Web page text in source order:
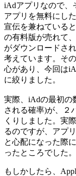
iAdアプリなので、
アプリを無料にし
宣伝を兼ねている
の有料版が売れて
がダウンロードさ
考えています。そ
心があり、今回は
に絞りました。
実際、iAdの最初の
される確率)が、２
くりしました。実
るのですが、アプ
と心配になった際に
ったところでした。
もしかしたら、